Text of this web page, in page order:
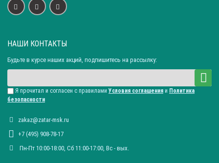
НАШИ КОНТАКТЫ
Будьте в курсе наших акций, подпишитесь на рассылку:
Я прочитал и согласен с правилами Условия соглашения и Политика
безопасности
zakaz@zatar-msk.ru
+7 (495) 908-78-17
Пн-Пт 10:00-18:00, Сб 11:00-17:00, Вc - вых.